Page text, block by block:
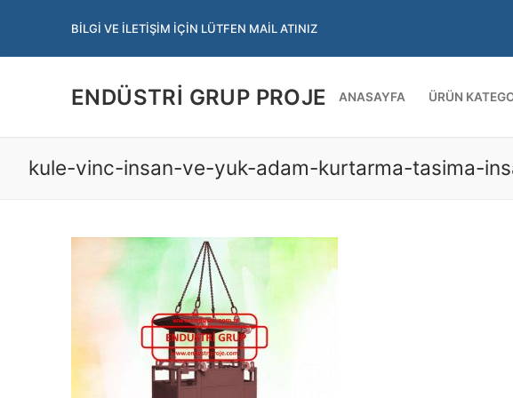
BILGI VE İLETIŞIM İÇIN LÜTFEN MAIL ATINIZ
ENDÜSTRI GRUP PROJE ANASAYFA ÜRÜN
kule-vinc-insan-ve-yuk-adam-kurtarma-tasima-